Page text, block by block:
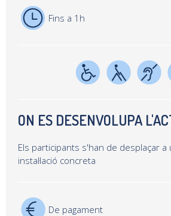
Fins a 1h
ON ES DESENVOLUPA
Els participants s'han de desplaçar a
instal·lació concreta
De pagament